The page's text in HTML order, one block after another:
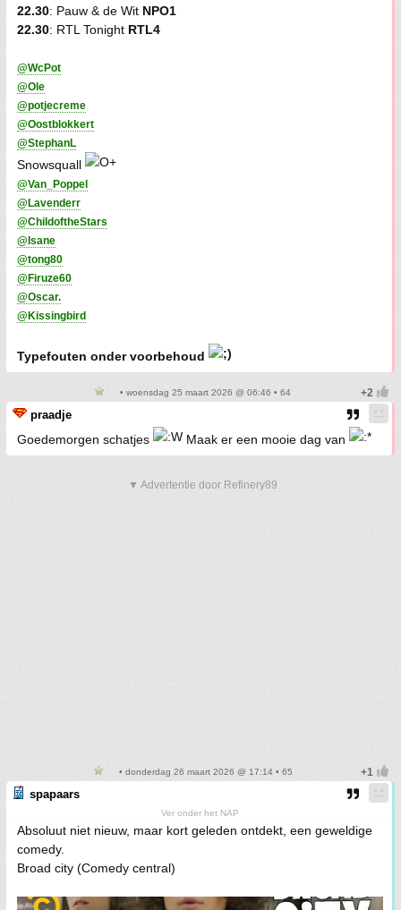
22.30: Pauw & de Wit NPO1
22.30: RTL Tonight RTL4
@WcPot
@Ole
@potjecreme
@Oostblokkert
@StephanL
Snowsquall
@Van_Poppel
@Lavenderr
@ChildoftheStars
@Isane
@tong80
@Firuze60
@Oscar.
@Kissingbird
Typefouten onder voorbehoud
• woensdag 25 maart 2026 @ 06:46 • 64
praadje
Goedemorgen schatjes Maak er een mooie dag van
▼ Advertentie door Refinery89
• donderdag 26 maart 2026 @ 17:14 • 65
spapaars
Ver onder het NAP
Absoluut niet nieuw, maar kort geleden ontdekt, een geweldige
comedy.
Broad city (Comedy central)